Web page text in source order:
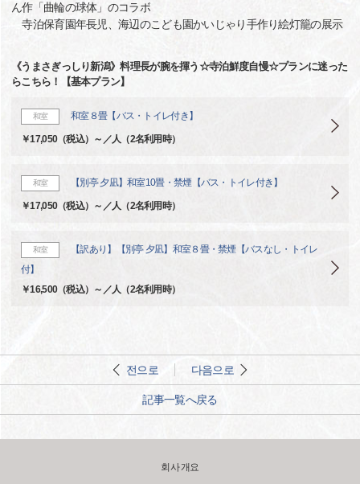
ん作「曲輪の球体」のコラボ
寺泊保育園年長児、海辺のこども園かいじゃり手作り絵灯籠の展示
《うまさぎっしり新潟》料理長が腕を揮う☆寺泊鮮度自慢☆プランに迷った
らこちら！【基本プラン】
和室 和室８畳【バス・トイレ付き】
￥17,050（税込）～／人（2名利用時）
和室 【別亭 夕凪】和室10畳・禁煙【バス・トイレ付き】
￥17,050（税込）～／人（2名利用時）
和室
【訳あり】【別亭 夕凪】和室８畳・禁煙【バスなし・トイレ
付】
￥16,500（税込）～／人（2名利用時）
전으로 다음으로
記事一覧へ戻る
회사 개요